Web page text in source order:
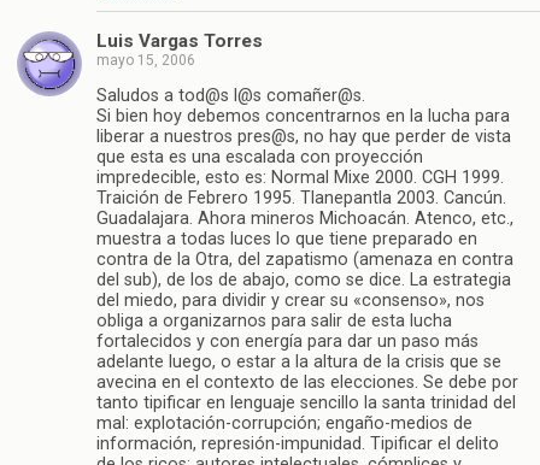
Luis Vargas Torres
mayo 15, 2006
Saludos a tod@s l@s comañer@s.
Si bien hoy debemos concentrarnos en la lucha para
liberar a nuestros pres@s, no hay que perder de vista
que esta es una escalada con proyección
impredecible, esto es: Normal Mixe 2000. CGH 1999.
Traición de Febrero 1995. Tlanepantla 2003. Cancún.
Guadalajara. Ahora mineros Michoacán. Atenco, etc.,
muestra a todas luces lo que tiene preparado en
contra de la Otra, del zapatismo (amenaza en contra
del sub), de los de abajo, como se dice. La estrategia
del miedo, para dividir y crear su «consenso», nos
obliga a organizarnos para salir de esta lucha
fortalecidos y con energía para dar un paso más
adelante luego, o estar a la altura de la crisis que se
avecina en el contexto de las elecciones. Se debe por
tanto tipificar en lenguaje sencillo la santa trinidad del
mal: explotación-corrupción; engaño-medios de
información, represión-impunidad. Tipificar el delito